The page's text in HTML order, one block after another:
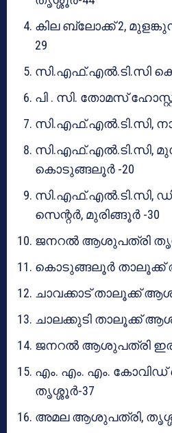
കില ബ്ലോക്ക് 2,
29
സി.എഫ്.എൽ.ടി.സി
പി . സി. തോമസ്
സി.എഫ്.എൽ.ടി.സി,
സി.എഫ്.എൽ.ടി.സി,
കൊടുങ്ങലൂർ -20
സി.എഫ്.എൽ.ടി.സി,
സെന്റർ, മുരിങ്ങൂർ -30
ജനറൽ ആശുപത്രി
കൊടുങ്ങലൂർ താലൂക്ക്
ചാവക്കാട് താലൂക്ക്
ചാലക്കുടി താലൂക്ക്
ജനറൽ ആശുപത്രി
എം. എം. എം. കോവിഡ്
തൃശ്ശൂർ-37
അമല ആശുപത്രി,